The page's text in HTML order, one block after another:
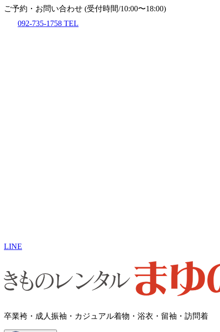
ご予約・お問い合わせ (受付時間/10:00〜18:00)
092-735-1758 TEL
LINE
卒業袴・成人振袖・​カジュアル着物・浴衣・留袖・訪問着